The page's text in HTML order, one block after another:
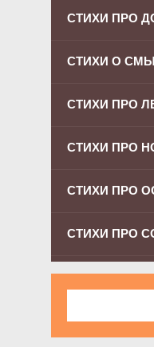
СТИХИ ПРО
СТИХИ О
СТИХИ ПРО
СТИХИ ПРО
СТИХИ ПРО
СТИХИ ПРО